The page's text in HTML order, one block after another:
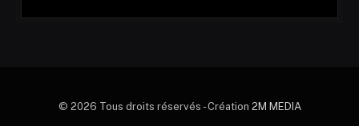
© 2026 Tous droits réservés - Création 2M MEDIA